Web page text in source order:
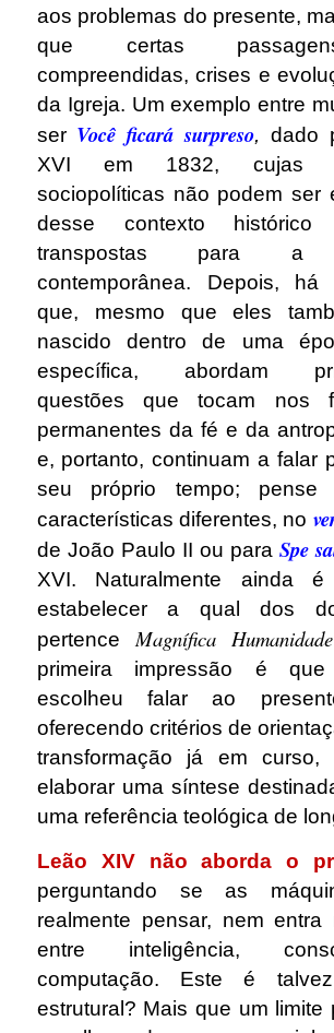
aos problemas do presente,
que certas
compreendidas, crises e
da Igreja. Um exemplo entre
ser Você ficará surpreso, dado
XVI em 1832, cujas
sociopolíticas não podem ser
desse contexto
transpostas para a
contemporânea. Depois, há
que, mesmo que eles
nascido dentro de uma
específica, abordam
questões que tocam nos
permanentes da fé e da
e, portanto, continuam a falar
seu próprio tempo; pense
características diferentes, no
de João Paulo II ou paraSpe
XVI. Naturalmente ainda
estabelecer a qual dos
pertenceMagnífica Humanidade
primeira impressão é
escolheu falar ao
oferecendo critérios de
transformação já em
elaborar uma síntese
uma referência teológica de
Leão XIV não aborda o
perguntando se as
realmente pensar, nem entra
entre inteligência,
computação. Este é
estrutural? Mais que um limite